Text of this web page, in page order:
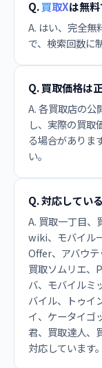
Q.買取Xは無
A. はい、完全無
で、検索回数に
Q. 買取価格は
A. 各買取店の公
し、実際の買取
る場合がありま
い。
Q. 対応してい
A. 買取一丁目、
wiki、モバイル
Offer、アバウテ
買取ソムリエ、
バ、モバイルミ
バイル、トゥイ
イ、ケータイゴ
君、買取達人、
対応しています。